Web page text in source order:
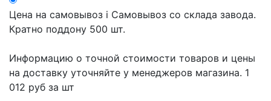
Цена на самовывоз i Самовывоз со склада завода.
Кратно поддону 500 шт.
Информацию о точной стоимости товаров и цены
на доставку уточняйте у менеджеров магазина. 1
012 руб за шт